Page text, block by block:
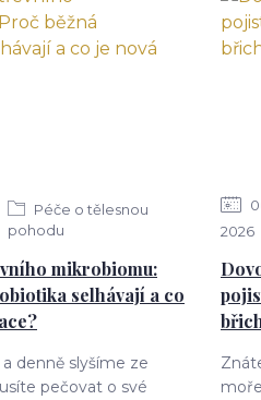
Péče o tělesnou
pohodu
mikrobiomu:
selhávají a co
denně slyšíme ze
pečovat o své
2026